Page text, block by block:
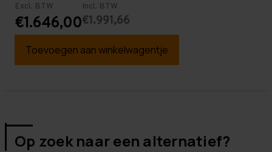
Excl. BTW
€1.646,00
Incl. BTW
€1.991,66
Toevoegen aan winkelwagentje
Op zoek naar een alternatief?